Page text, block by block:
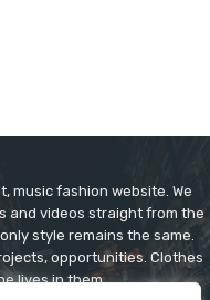
music fashion website. We
and videos straight from the
style remains the same.
opportunities. Clothes
lives in them.